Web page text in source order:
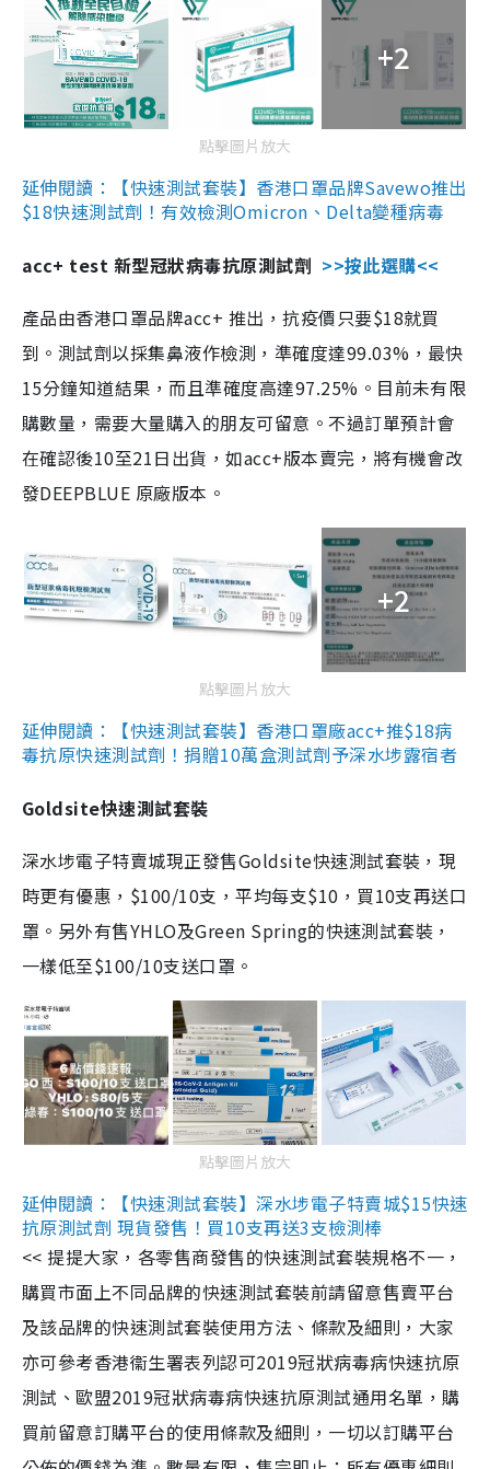
+2
點擊圖片放大
延伸閱讀：【快速測試套裝】香港口罩品牌Savewo推出
$18快速測試劑！有效檢測Omicron、Delta變種病毒
acc+ test 新型冠狀病毒抗原測試劑 >>按此選購<<
產品由香港口罩品牌acc+ 推出，抗疫價只要$18就買
到。測試劑以採集鼻液作檢測，準確度達99.03%，最快
15分鐘知道結果，而且準確度高達97.25%。目前未有限
購數量，需要大量購入的朋友可留意。不過訂單預計會
在確認後10至21日出貨，如acc+版本賣完，將有機會改
發DEEPBLUE 原廠版本。
+2
點擊圖片放大
延伸閱讀：【快速測試套裝】香港口罩廠acc+推$18病
毒抗原快速測試劑！捐贈10萬盒測試劑予深水埗露宿者
Goldsite快速測試套裝
深水埗電子特賣城現正發售Goldsite快速測試套裝，現
時更有優惠，$100/10支，平均每支$10，買10支再送口
罩。另外有售YHLO及Green Spring的快速測試套裝，
一樣低至$100/10支送口罩。
點擊圖片放大
延伸閱讀：【快速測試套裝】深水埗電子特賣城$15快速
抗原測試劑 現貨發售！買10支再送3支檢測棒
<< 提提大家，各零售商發售的快速測試套裝規格不一，
購買市面上不同品牌的快速測試套裝前請留意售賣平台
及該品牌的快速測試套裝使用方法、條款及細則，大家
亦可參考香港衞生署表列認可2019冠狀病毒病快速抗原
測試、歐盟2019冠狀病毒病快速抗原測試通用名單，購
買前留意訂購平台的使用條款及細則，一切以訂購平台